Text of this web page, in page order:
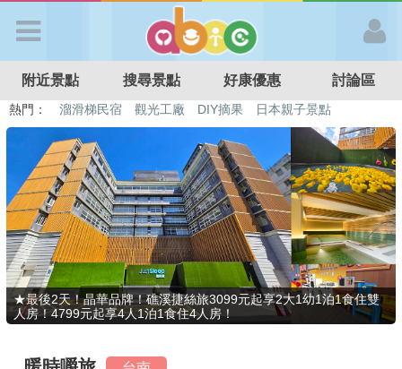
APP登入
首 頁
搜尋景點
好康優惠
最新消息
附近景點 搜尋景點 好康優惠 討論區
熱門： 溜滑梯民宿 觀光工廠 DIY摘果
日本親子景點
特色遊戲場
親子住房優惠 台北親子餐廳 溫泉泡湯SPA
★最後2天！晶華品牌！礁溪捷絲旅3099元起享2大1幼1泊1食住雙
人房！4799元起享4人1泊1食住4人房！